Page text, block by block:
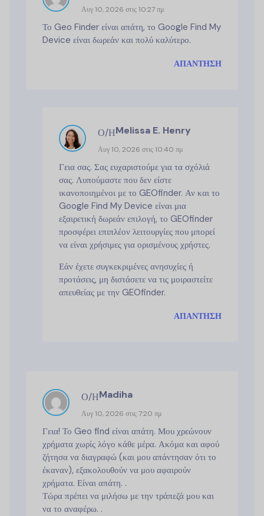
Αυγ 10, 2026 στις 10:27 πμ
Το Geo Finder είναι απάτη, το Google Find My
Device είναι δωρεάν και πολύ καλύτερο.
ΑΠΆΝΤΗΣΗ
Ο/ΗMelissa E. Henry
Αυγ 10, 2026 στις 10:40 πμ
Γεια σας. Σας ευχαριστούμε για τα σχόλιά
σας. Λυπούμαστε που δεν είστε
ικανοποιημένοι με το GEOfinder. Αν και το
Google Find My Device είναι μια
εξαιρετική δωρεάν επιλογή, το GEOfinder
προσφέρει επιπλέον λειτουργίες που μπορεί
να είναι χρήσιμες για ορισμένους χρήστες.
Εάν έχετε συγκεκριμένες ανησυχίες ή
προτάσεις, μη διστάσετε να τις μοιραστείτε
απευθείας με την GEOfinder.
ΑΠΆΝΤΗΣΗ
Ο/ΗMadiha
Αυγ 10, 2026 στις 7:20 πμ
Γεια! Το Geo find είναι απάτη. Μου χρεώνουν
χρήματα χωρίς λόγο κάθε μέρα. Ακόμα και αφού
ζήτησα να διαγραφώ (και μου απάντησαν ότι το
έκαναν), εξακολουθούν να μου αφαιρούν
χρήματα. Είναι απάτη. .
Τώρα πρέπει να μιλήσω με την τράπεζά μου και
να το αναφέρω. .